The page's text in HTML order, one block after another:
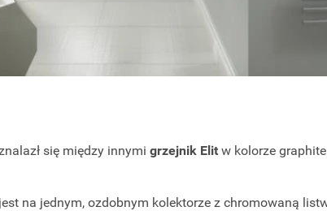
się między innymi grzejnik Elitw kolorze
na jednym, ozdobnym kolektorze z chromowaną